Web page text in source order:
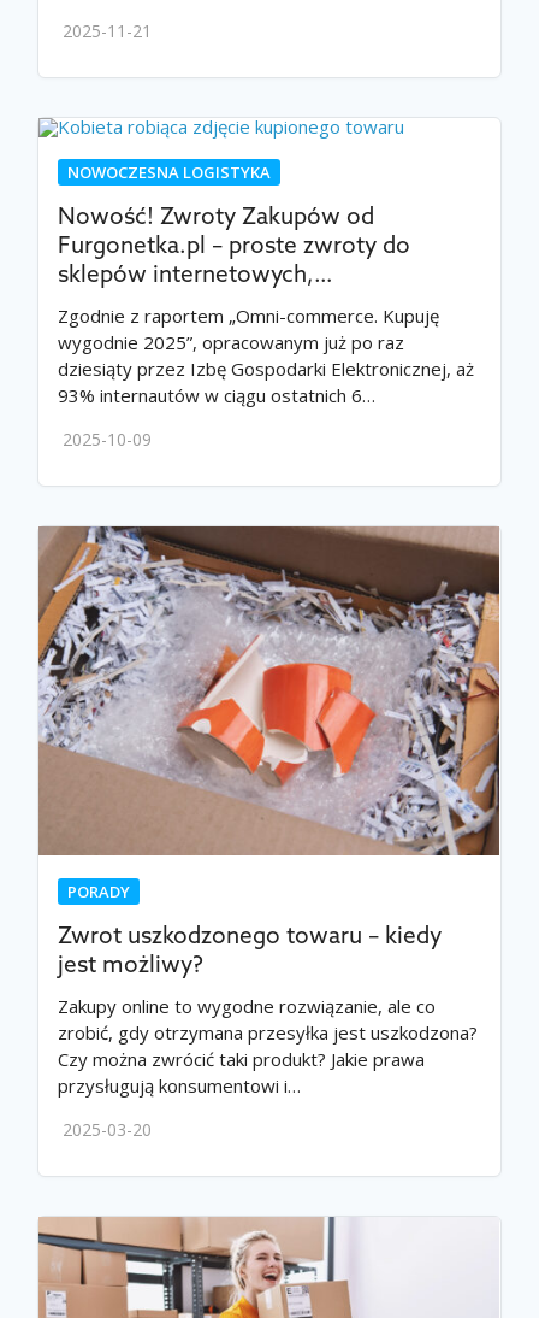
2025-11-21
NOWOCZESNA LOGISTYKA
Nowość! Zwroty Zakupów od
Furgonetka.pl – proste zwroty do
sklepów internetowych,…
Zgodnie z raportem „Omni-commerce. Kupuję
wygodnie 2025”, opracowanym już po raz
dziesiąty przez Izbę Gospodarki Elektronicznej, aż
93% internautów w ciągu ostatnich 6…
2025-10-09
PORADY
Zwrot uszkodzonego towaru – kiedy
jest możliwy?
Zakupy online to wygodne rozwiązanie, ale co
zrobić, gdy otrzymana przesyłka jest uszkodzona?
Czy można zwrócić taki produkt? Jakie prawa
przysługują konsumentowi i…
2025-03-20